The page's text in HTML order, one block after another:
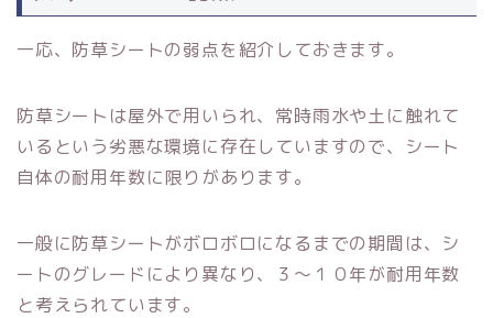
一応、防草シートの弱点を紹介しておきます。
防草シートは屋外で用いられ、常時雨水や土に触れて
いるという劣悪な環境に存在していますので、シート
自体の耐用年数に限りがあります。
一般に防草シートがボロボロになるまでの期間は、シ
ートのグレードにより異なり、３～１０年が耐用年数
と考えられています。